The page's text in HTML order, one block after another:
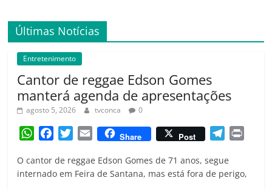
Últimas Notícias
Entretenimento
Cantor de reggae Edson Gomes
manterá agenda de apresentações
agosto 5, 2026 tvconca 0
W
a
t
c
e
i
t
a
i
Share Post
l
e
n
O cantor de reggae Edson Gomes de 71 anos, segue
internado em Feira de Santana, mas está fora de perigo,